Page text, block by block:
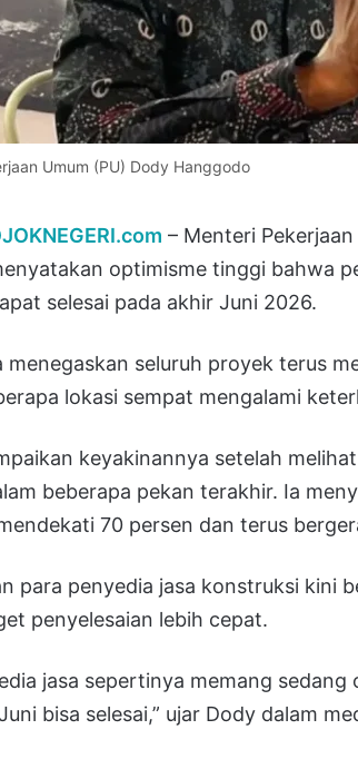
Umum (PU) Dody Hanggodo
– Menteri
optimisme tinggi bahwa
selesai pada akhir Juni 2026.
menegaskan seluruh proyek terus
lokasi sempat mengalami
keyakinannya setelah
beberapa pekan terakhir. Ia
70 persen dan terus
para penyedia jasa konstruksi kini
penyelesaian lebih cepat.
jasa sepertinya memang
bisa selesai,” ujar Dody dalam